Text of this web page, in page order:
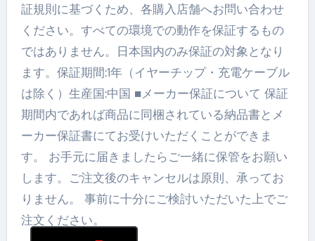
証規則に基づくため、各購入店舗へお問い合わせ
ください。すべての環境での動作を保証するもの
ではありません。日本国内のみ保証の対象となり
ます。保証期間:1年（イヤーチップ・充電ケーブル
は除く）生産国:中国 ■メーカー保証について 保証
期間内であれば商品に同梱されている納品書とメ
ーカー保証書にてお受けいただくことができま
す。 お手元に届きましたらご一緒に保管をお願い
します。ご注文後のキャンセルは原則、承ってお
りません。 事前に十分にご検討いただいた上でご
注文ください。